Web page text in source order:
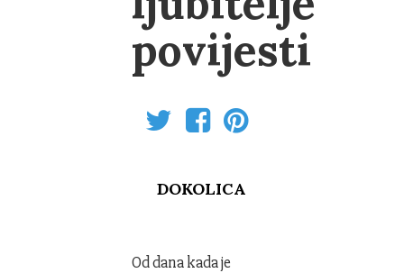
povijesti
DOKOLICA
Od dana kada je